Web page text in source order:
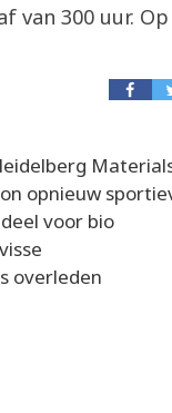
300 uur.
opnieuw
voor bio
overleden